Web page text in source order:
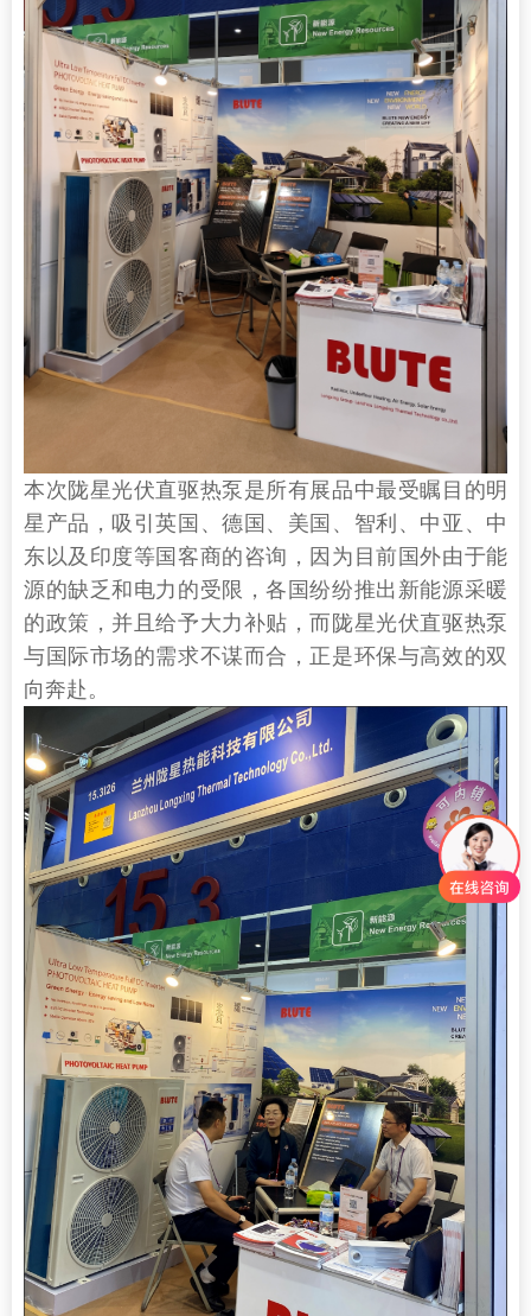
本次陇星光伏直驱热泵是所有展品中最受瞩目的明
星产品，吸引英国、德国、美国、智利、中亚、中
东以及印度等国客商的咨询，因为目前国外由于能
源的缺乏和电力的受限，各国纷纷推出新能源采暖
的政策，并且给予大力补贴，而陇星光伏直驱热泵
与国际市场的需求不谋而合，正是环保与高效的双
向奔赴。